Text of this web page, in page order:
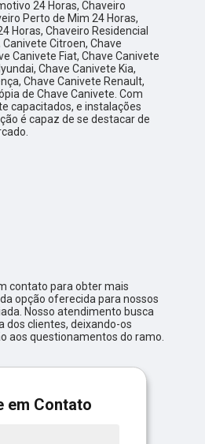
24 Horas, Chaveiro
Perto de Mim 24 Horas,
Horas, Chaveiro Residencial
Citroen, Chave
Canivete Fiat, Chave Canivete
Chave Canivete Kia,
Chave Canivete Renault,
de Chave Canivete. Com
capacitados, e instalações
é capaz de se destacar de
contato para obter mais
opção oferecida para nossos
Nosso atendimento busca
dos clientes, deixando-os
aos questionamentos do ramo.
em Contato